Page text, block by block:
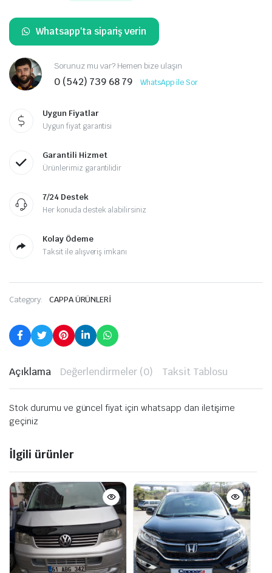
Whatsapp'ta sipariş verin
Sorunuz mu var? Hemen bize ulaşın
0 (542) 739 68 79 WhatsApp ile Sor
Uygun Fiyatlar
Uygun fiyat garantisi
Garantili Hizmet
Ürünlerimiz garantilidir
7/24 Destek
Her konuda destek alabilirsiniz
Kolay Ödeme
Taksit ile alışveriş imkanı
Category: CAPPA ÜRÜNLERİ
Açıklama Değerlendirmeler (0) Taksit Tablosu
Stok durumu ve güncel fiyat için whatsapp dan iletişime
geçiniz
İlgili ürünler